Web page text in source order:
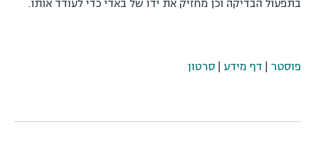
בתפעול הבדיקה וכן מחזיק את ידו של באדי כדי לעודד אותו.
פוסטר | דף מידע | סרטון